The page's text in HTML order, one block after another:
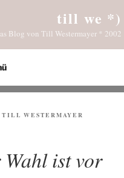
till we *)
Blog von Till Westermayer * 2002
TILL WESTERMAYER
ist vor